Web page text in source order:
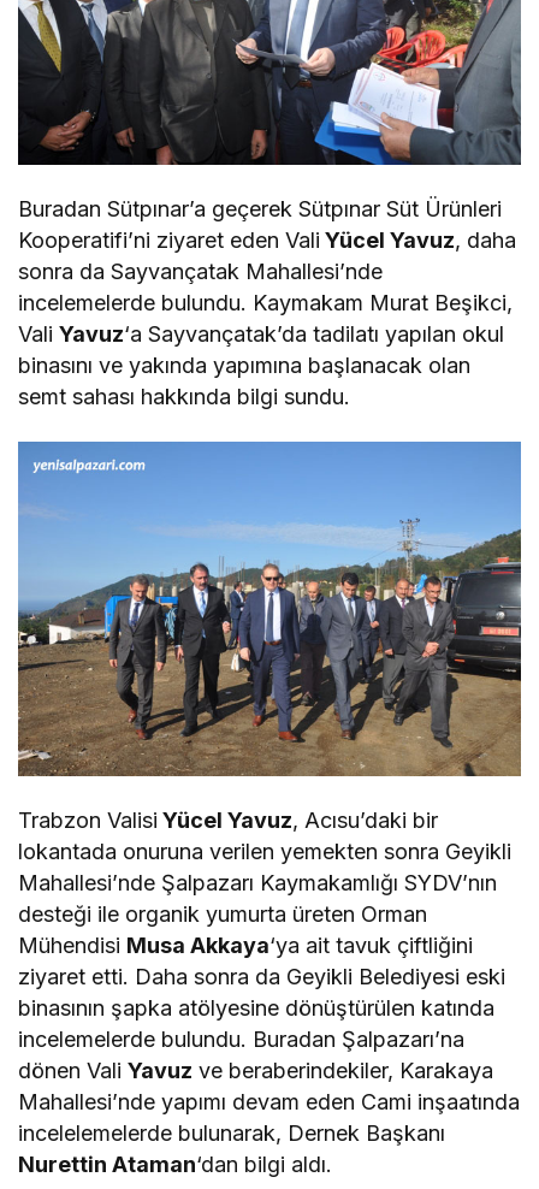
Buradan Sütpınar’a geçerek Sütpınar Süt Ürünleri
Kooperatifi’ni ziyaret eden Vali Yücel Yavuz, daha
sonra da Sayvançatak Mahallesi’nde
incelemelerde bulundu. Kaymakam Murat Beşikci,
ValiYavuz‘a Sayvançatak’da tadilatı yapılan okul
binasını ve yakında yapımına başlanacak olan
semt sahası hakkında bilgi sundu.
Trabzon Valisi Yücel Yavuz, Acısu’daki bir
lokantada onuruna verilen yemekten sonra Geyikli
Mahallesi’nde Şalpazarı Kaymakamlığı SYDV’nın
desteği ile organik yumurta üreten Orman
Mühendisi Musa Akkaya‘ya ait tavuk çiftliğini
ziyaret etti. Daha sonra da Geyikli Belediyesi eski
binasının şapka atölyesine dönüştürülen katında
incelemelerde bulundu. Buradan Şalpazarı’na
dönen ValiYavuz ve beraberindekiler, Karakaya
Mahallesi’nde yapımı devam eden Cami inşaatında
incelelemelerde bulunarak, Dernek Başkanı
Nurettin Ataman‘dan bilgi aldı.